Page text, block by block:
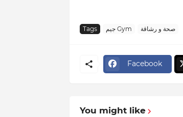
Tags جيم Gym صحة و رشاقة
Facebook
You might like